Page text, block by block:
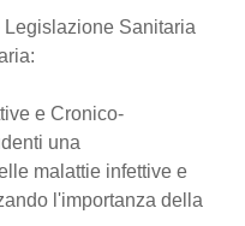
Sanitaria
e Cronico-
una
malattie infettive e
l'importanza della